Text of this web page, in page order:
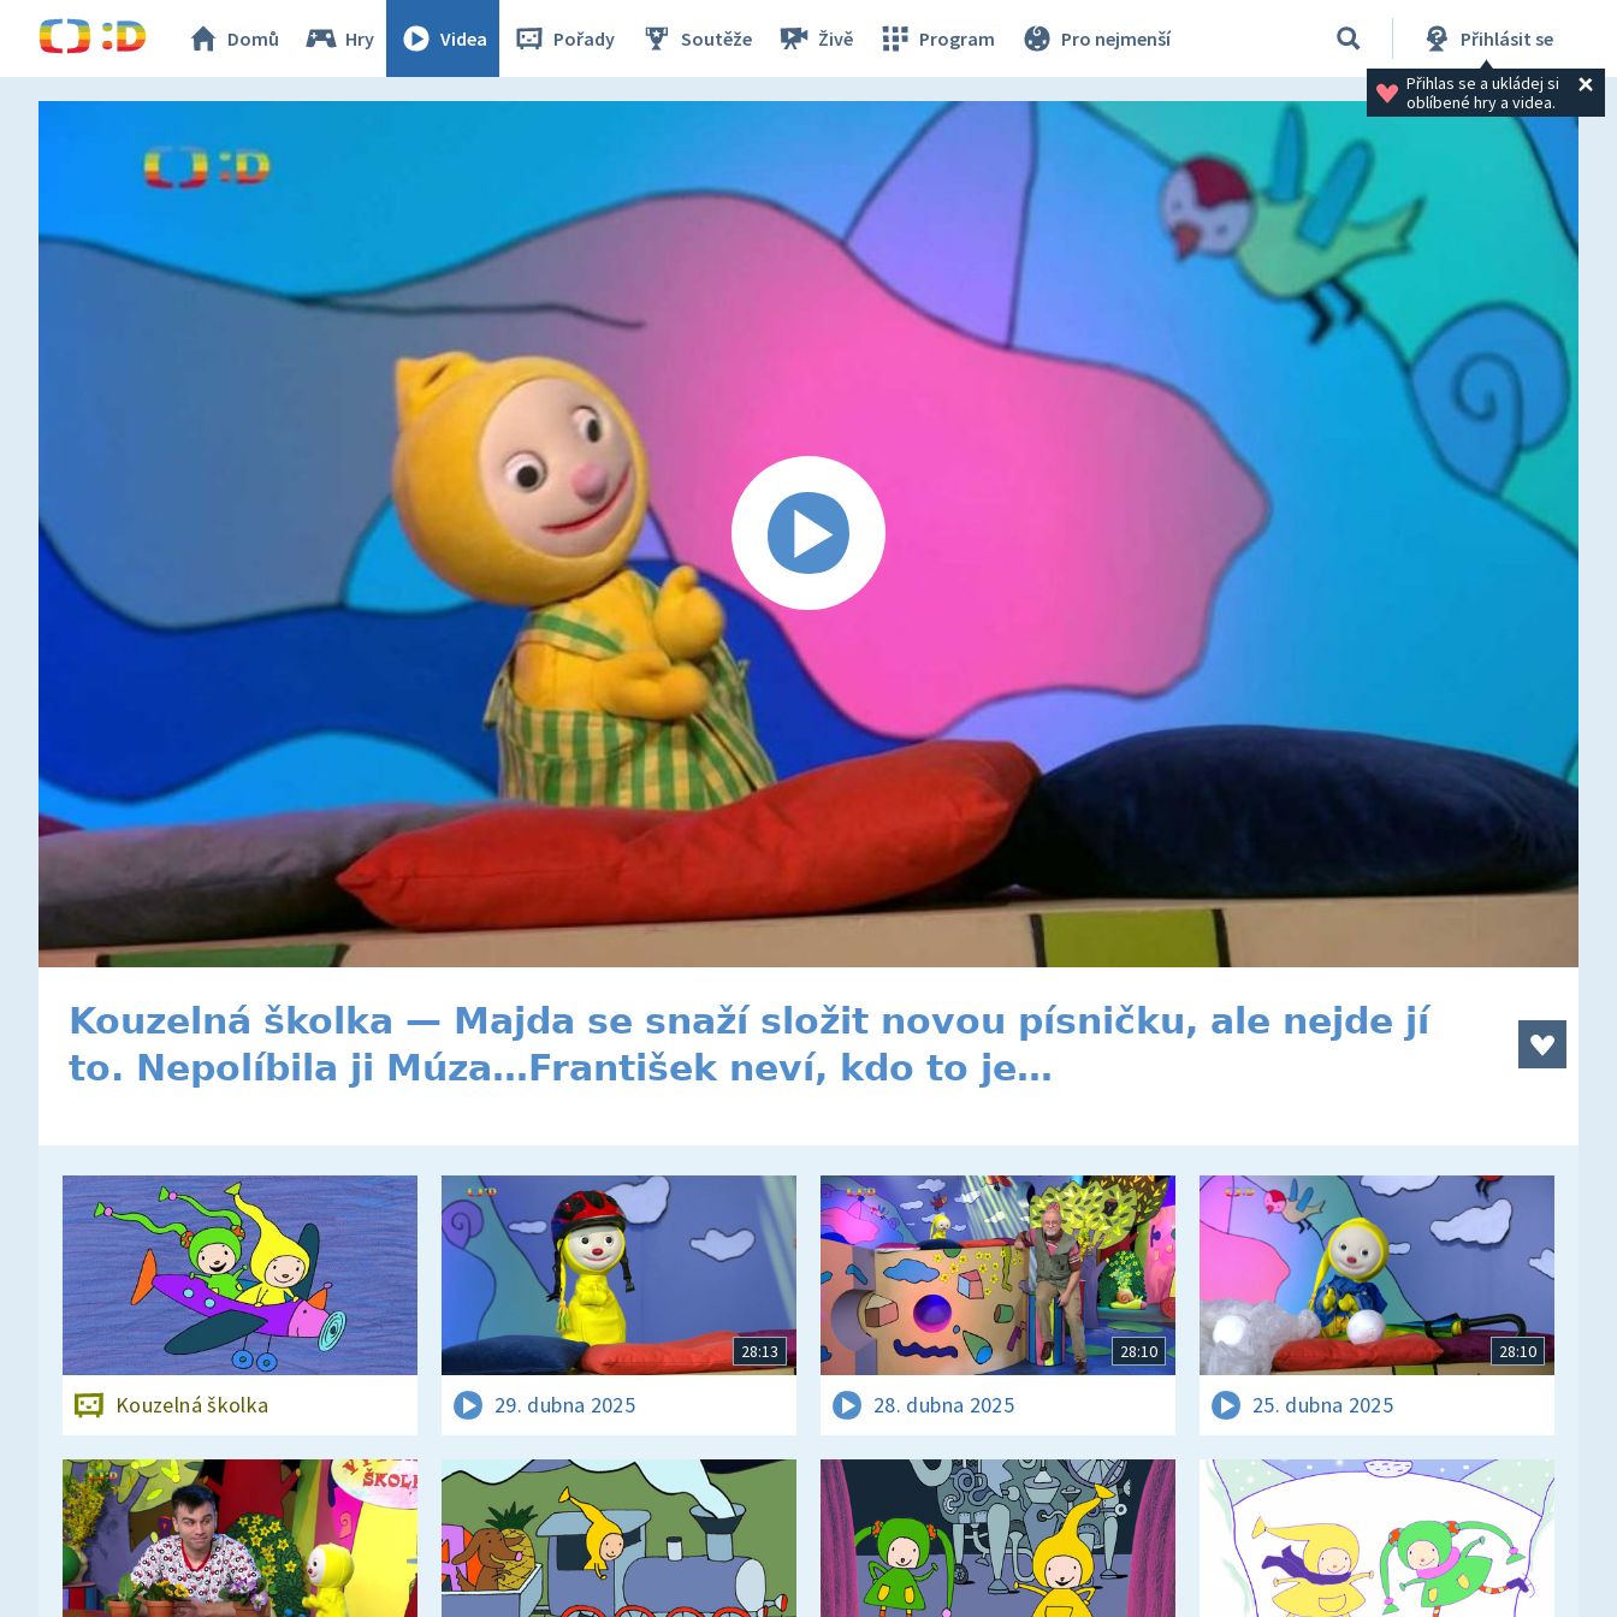
Domů Hry Videa Pořady Soutěže Živě Program Pro nejmenší Přihlásit se
Přihlas se a ukládej si
oblíbené hry a videa.
Kouzelná školka — Majda se snaží složit novou písničku, ale nejde jí
to. Nepolíbila ji Múza…František neví, kdo to je…
Kouzelná školka
28:13
29. dubna 2025
28:10
28. dubna 2025
28:10
25. dubna 2025